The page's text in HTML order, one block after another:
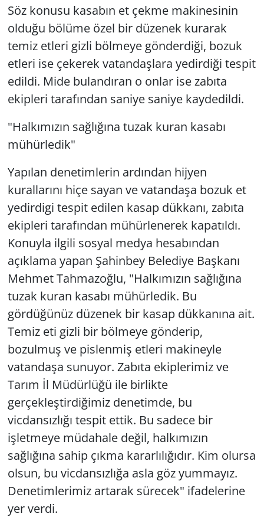
Söz konusu kasabın et çekme makinesinin
olduğu bölüme özel bir düzenek kurarak
temiz etleri gizli bölmeye gönderdiği, bozuk
etleri ise çekerek vatandaşlara yedirdiği tespit
edildi. Mide bulandıran o onlar ise zabıta
ekipleri tarafından saniye saniye kaydedildi.
"Halkımızın sağlığına tuzak kuran kasabı
mühürledik"
Yapılan denetimlerin ardından hijyen
kurallarını hiçe sayan ve vatandaşa bozuk et
yedirdigi tespit edilen kasap dükkanı, zabıta
ekipleri tarafından mühürlenerek kapatıldı.
Konuyla ilgili sosyal medya hesabından
açıklama yapan Şahinbey Belediye Başkanı
Mehmet Tahmazoğlu, "Halkımızın sağlığına
tuzak kuran kasabı mühürledik. Bu
gördüğünüz düzenek bir kasap dükkanına ait.
Temiz eti gizli bir bölmeye gönderip,
bozulmuş ve pislenmiş etleri makineyle
vatandaşa sunuyor. Zabıta ekiplerimiz ve
Tarım İl Müdürlüğü ile birlikte
gerçekleştirdiğimiz denetimde, bu
vicdansızlığı tespit ettik. Bu sadece bir
işletmeye müdahale değil, halkımızın
sağlığına sahip çıkma kararlılığıdır. Kim olursa
olsun, bu vicdansızlığa asla göz yummayız.
Denetimlerimiz artarak sürecek" ifadelerine
yer verdi.